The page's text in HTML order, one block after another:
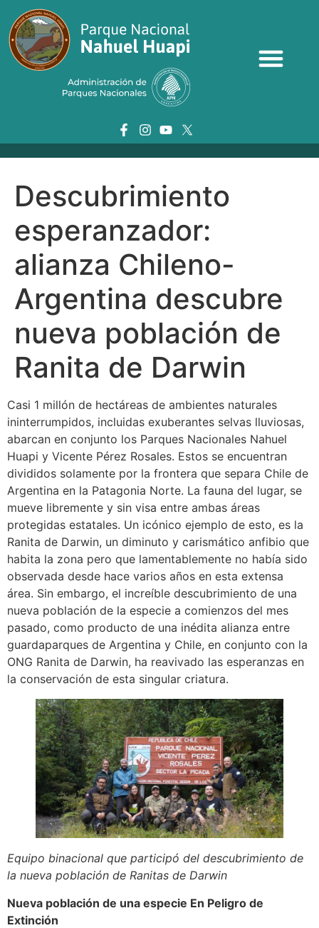
Descubrimiento
esperanzador:
alianza Chileno-
Argentina descubre
nueva población de
Ranita de Darwin
Casi 1 millón de hectáreas de ambientes naturales
ininterrumpidos, incluidas exuberantes selvas lluviosas,
abarcan en conjunto los Parques Nacionales Nahuel
Huapi y Vicente Pérez Rosales. Estos se encuentran
divididos solamente por la frontera que separa Chile de
Argentina en la Patagonia Norte. La fauna del lugar, se
mueve libremente y sin visa entre ambas áreas
protegidas estatales. Un icónico ejemplo de esto, es la
Ranita de Darwin, un diminuto y carismático anfibio que
habita la zona pero que lamentablemente no había sido
observada desde hace varios años en esta extensa
área. Sin embargo, el increíble descubrimiento de una
nueva población de la especie a comienzos del mes
pasado, como producto de una inédita alianza entre
guardaparques de Argentina y Chile, en conjunto con la
ONG Ranita de Darwin, ha reavivado las esperanzas en
la conservación de esta singular criatura.
Equipo binacional que participó del descubrimiento de
la nueva población de Ranitas de Darwin
Nueva población de una especie En Peligro de
Extinción